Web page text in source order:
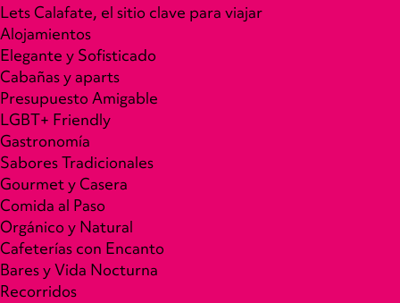
Lets Calafate, el sitio clave para viajar
Alojamientos
Elegante y Sofisticado
Cabañas y aparts
Presupuesto Amigable
LGBT+ Friendly
Gastronomía
Sabores Tradicionales
Gourmet y Casera
Comida al Paso
Orgánico y Natural
Cafeterías con Encanto
Bares y Vida Nocturna
Recorridos